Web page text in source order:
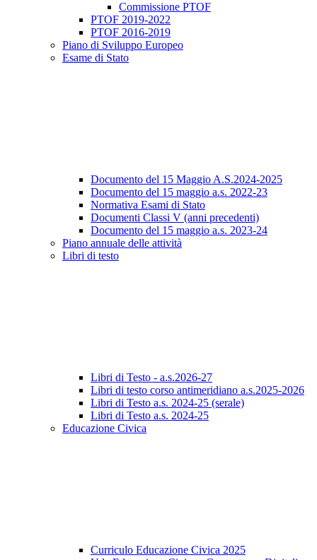
Commissione PTOF
PTOF 2019-2022
PTOF 2016-2019
Piano di Sviluppo Europeo
Esame di Stato
Documento del 15 Maggio A.S.2024-2025
Documento del 15 maggio a.s. 2022-23
Normativa Esami di Stato
Documenti Classi V (anni precedenti)
Documento del 15 maggio a.s. 2023-24
Piano annuale delle attività
Libri di testo
Libri di Testo - a.s.2026-27
Libri di testo corso antimeridiano a.s.2025-2026
Libri di Testo a.s. 2024-25 (serale)
Libri di Testo a.s. 2024-25
Educazione Civica
Curriculo Educazione Civica 2025